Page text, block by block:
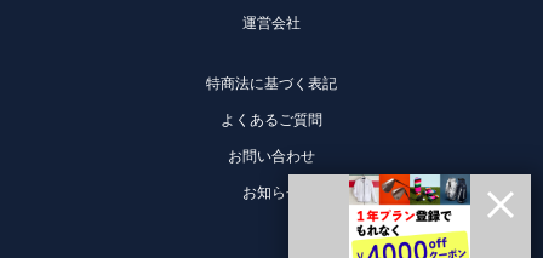
運営会社
特商法に基づく表記
よくあるご質問
お問い合わせ
お知らせ